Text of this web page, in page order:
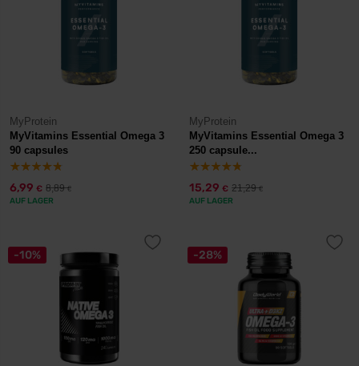
MyProtein
MyVitamins Essential Omega 3
90 capsules
6,99 € 8,89€
AUF LAGER
MyProtein
MyVitamins Essential Omega 3
250 capsule...
15,29 € 21,29€
AUF LAGER
-10% -28%